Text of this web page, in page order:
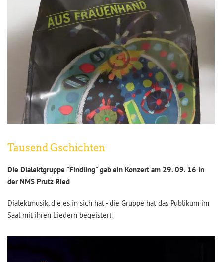
Tausend Gschichten
Die Dialektgruppe "Findling"gab ein Konzert am 29. 09. 16 in
der NMS Prutz Ried
Dialektmusik, die es in sich hat - die Gruppe hat das Publikum im
Saal mit ihren Liedern begeistert.